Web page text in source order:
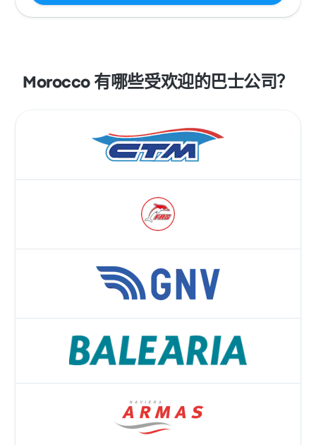
Morocco 有哪些受欢迎的巴士公司？